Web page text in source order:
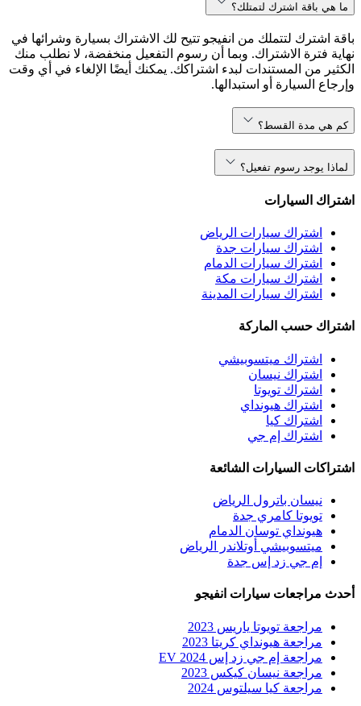
ما هي باقة اشترك لتمتلك؟
باقة اشترك لتتملك من انفيجو تتيح لك الاشتراك بسيارة وشرائها في
نهاية فترة الاشتراك. وبما أن رسوم التفعيل منخفضة، لا نطلب منك
الكثير من المستندات لبدء اشتراكك. يمكنك أيضًا الإلغاء في أي وقت
وإرجاع السيارة أو استبدالها.
كم هي مدة القسط؟
لماذا يوجد رسوم تفعيل؟
اشتراك السيارات
اشتراك سيارات الرياض
اشتراك سيارات جدة
اشتراك سيارات الدمام
اشتراك سيارات مكة
اشتراك سيارات المدينة
اشتراك حسب الماركة
اشتراك ميتسوبيشي
اشتراك نيسان
اشتراك تويوتا
اشتراك هيونداي
اشتراك كيا
اشتراك إم جي
اشتراكات السيارات الشائعة
نيسان باترول الرياض
تويوتا كامري جدة
هيونداي توسان الدمام
ميتسوبيشي أوتلاندر الرياض
إم جي زد إس جدة
أحدث مراجعات سيارات انفيجو
مراجعة تويوتا ياريس 2023
مراجعة هيونداي كريتا 2023
مراجعة إم جي زد إس EV 2024
مراجعة نيسان كيكس 2023
مراجعة كيا سيلتوس 2024